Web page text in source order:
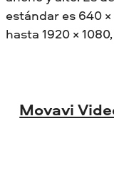
estándar es 640
hasta 1920 ×
Movavi